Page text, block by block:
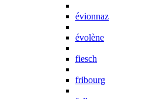
évionnaz
évolène
fiesch
fribourg